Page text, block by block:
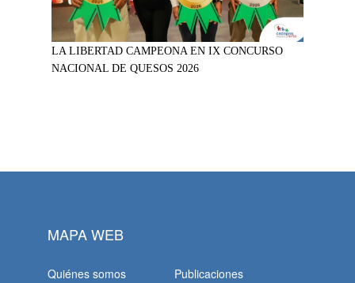
LA LIBERTAD CAMPEONA EN IX CONCURSO
NACIONAL DE QUESOS 2026
MAPA WEB
Quiénes somos
Publicaciones